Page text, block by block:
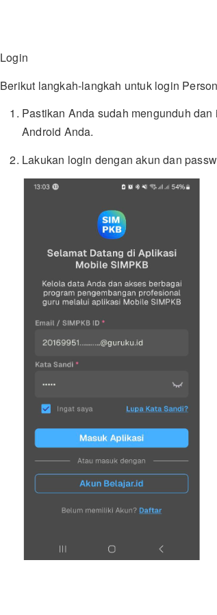
Login
Berikut langkah-langkah untuk login
Pastikan Anda sudah mengunduh
Android Anda.
Lakukan login dengan akun dan